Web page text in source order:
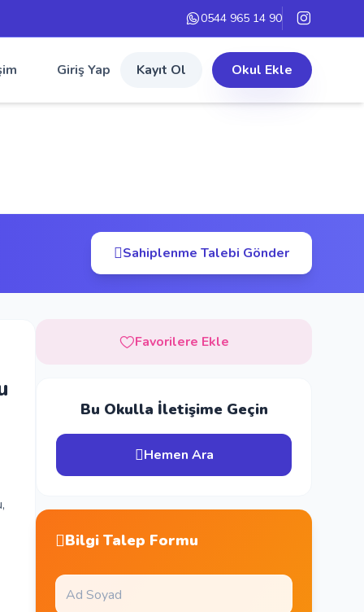
0544 965 14 90
Giriş Yap Kayıt Ol Okul Ekle
Sahiplenme Talebi Gönder
Favorilere Ekle
Bu Okulla İletişime Geçin
Hemen Ara
Bilgi Talep Formu